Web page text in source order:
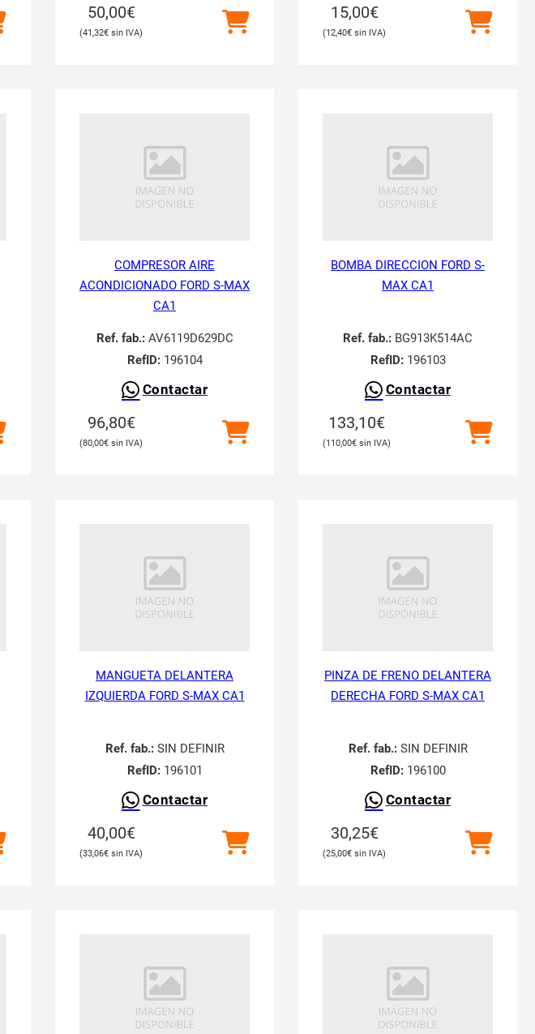
50,00€
41,32€
15,00€
12,40€
COMPRESOR AIRE
ACONDICIONADO FORD S-MAX
CA1
Ref. fab.:AV6119D629DC
RefID:196104
Contactar
96,80€
80,00€
BOMBA DIRECCION FORD S-
MAX CA1
Ref. fab.: BG913K514AC
RefID:196103
Contactar
133,10€
110,00€
MANGUETA DELANTERA
IZQUIERDA FORD S-MAX CA1
Ref. fab.:SIN DEFINIR
RefID:196101
Contactar
40,00€
33,06€
PINZA DE FRENO DELANTERA
DERECHA FORD S-MAX CA1
Ref. fab.:SIN DEFINIR
RefID:196100
Contactar
30,25€
25,00€